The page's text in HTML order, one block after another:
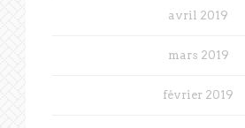
avril 2019
mars 2019
février 2019